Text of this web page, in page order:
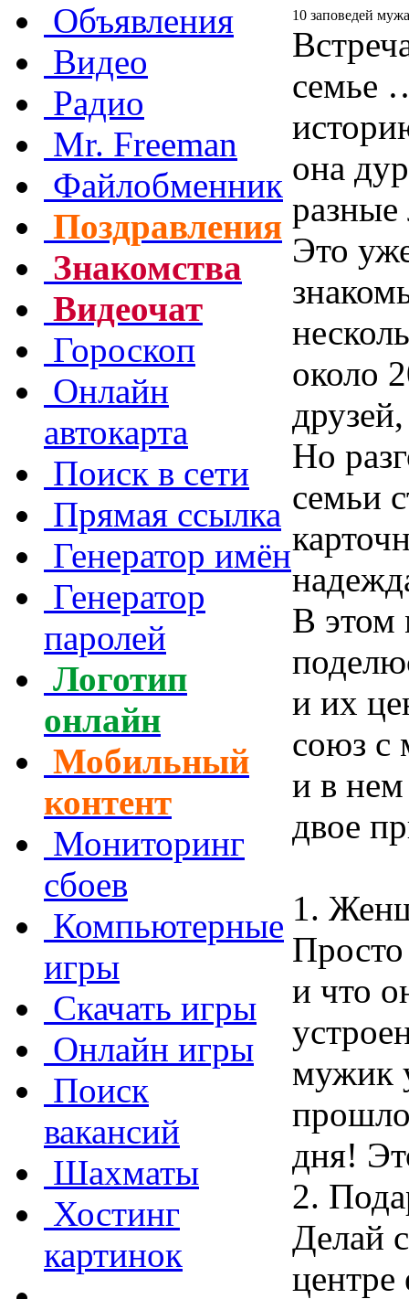
Объявления
Видео
Радио
Mr. Freeman
Файлобменник
Поздравления
Знакомства
Видеочат
Гороскоп
Онлайн
автокарта
Поиск в сети
Прямая ссылка
Генератор имён
Генератор
паролей
Логотип
онлайн
Мобильный
контент
Мониторинг
сбоев
Компьютерные
игры
Скачать игры
Онлайн игры
Поиск
вакансий
Шахматы
Хостинг
картинок
10 заповедей мужа
семье
она
Это
около
Но
семьи
В этом
и их
союз с
и в
двое
1.
и что
мужик
дня!
2.
Делай